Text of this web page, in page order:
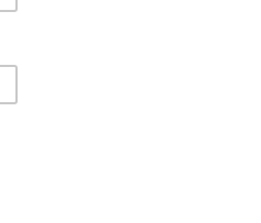
fidélité